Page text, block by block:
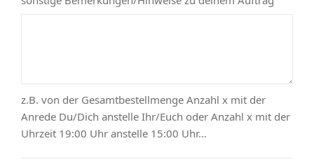
z.B. von der Gesamtbestellmenge Anzahl x mit der
Anrede Du/Dich anstelle Ihr/Euch oder Anzahl x mit der
Uhrzeit 19:00 Uhr anstelle 15:00 Uhr...